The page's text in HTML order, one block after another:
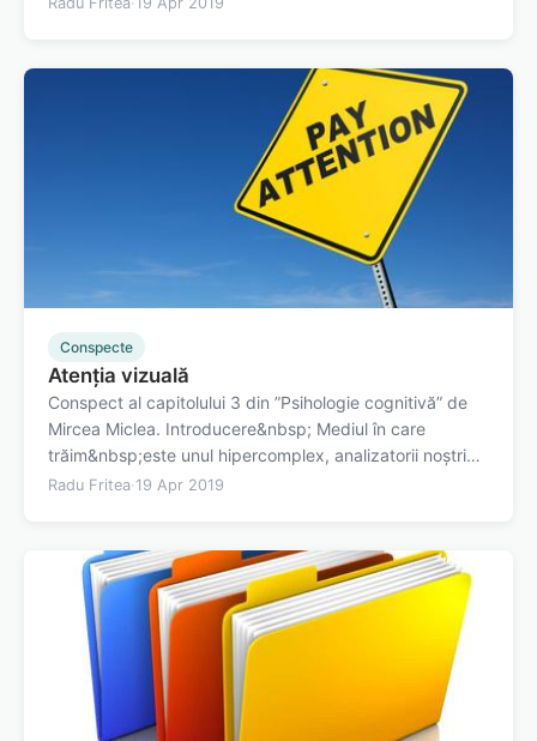
Conspecte
Atenția vizuală
Conspect al capitolului 3 din ”Psihologie cognitivă” de
Mircea Miclea. Introducere&nbsp; Mediul în care
trăim&nbsp;este unul hipercomplex, analizatorii noștri
fiind bombardați cu o cantitate mai mare de informație
Radu Fritea· 19 Apr 2019